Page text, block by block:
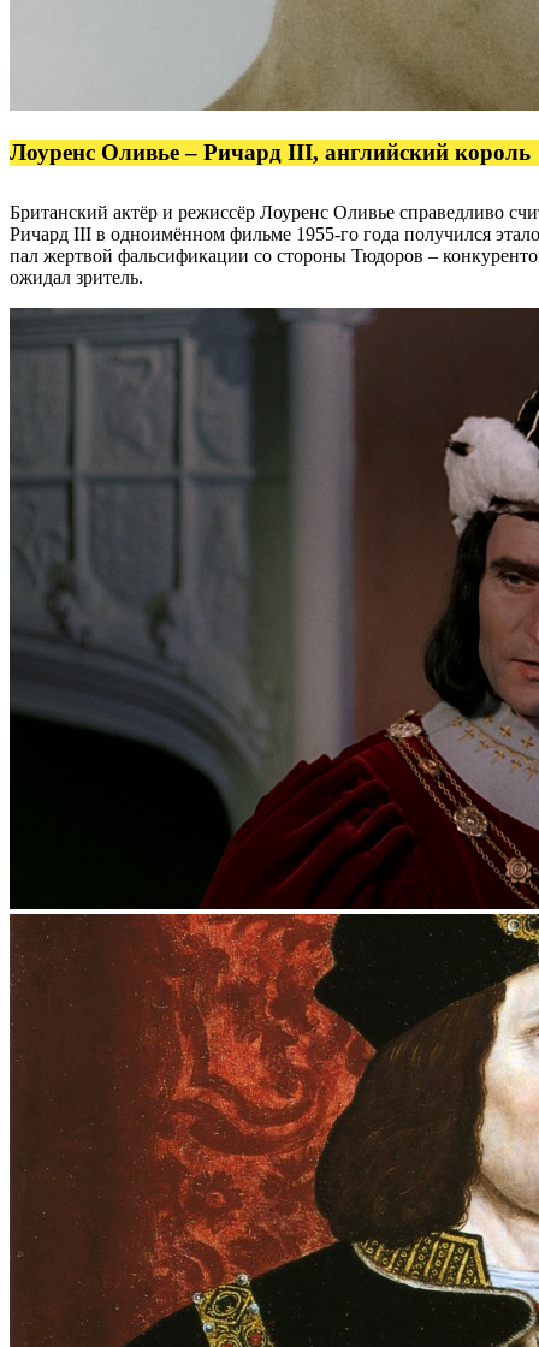
Лоуренс Оливье – Ричард III, английский король
Британский актёр и режиссёр Лоуренс Оливье справедливо
Ричард III в одноимённом фильме 1955-го года получился
пал жертвой фальсификации со стороны Тюдоров –
ожидал зритель.